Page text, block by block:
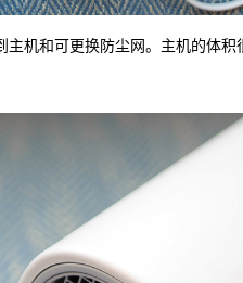
机和可更换防尘网。主机的体